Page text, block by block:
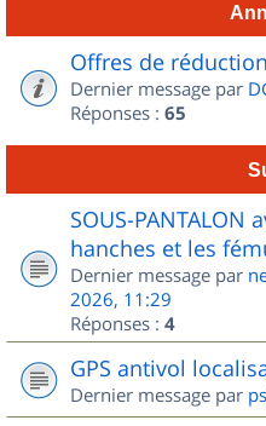
Offres de
Dernier message par
Réponses : 65
SOUS-
hanches et les
Dernier message par
2026, 11:29
Réponses : 4
GPS antivol
Dernier message par